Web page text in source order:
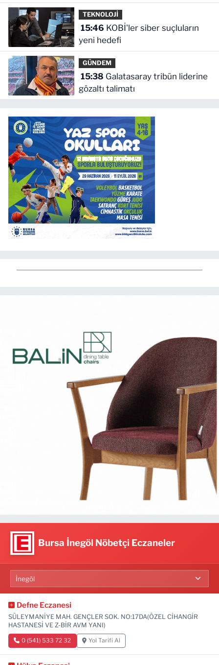
TEKNOLOJİ
15:46
yeni hedefi
GÜNDEM
15:38
gözaltı talimatı
Bursa İnegöl Nöbetçi Eczaneler
Defne Eczanesi
SÜLEYMANİYE MAH. GENÇLER SOK. NO:17DA(ÖZEL CİHANGİR
HASTANESİ VE Z-BİR AVM YANI)
0 (541) 533 72 32 Yol Tarifi Al